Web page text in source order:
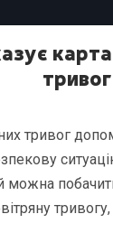
карта
тривог
тривог
можна